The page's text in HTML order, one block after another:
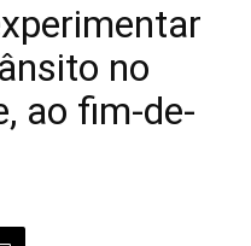
no
ao fim-de-